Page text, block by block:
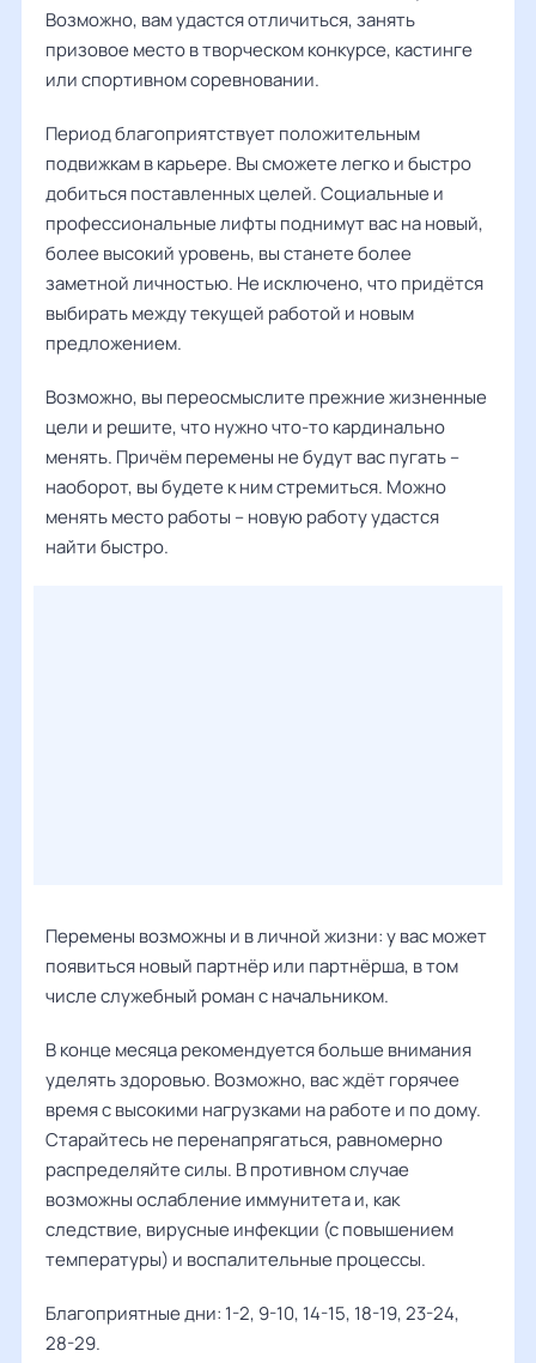
Возможно, вам удастся отличиться, занять
призовое место в творческом конкурсе, кастинге
или спортивном соревновании.
Период благоприятствует положительным
подвижкам в карьере. Вы сможете легко и быстро
добиться поставленных целей. Социальные и
профессиональные лифты поднимут вас на новый,
более высокий уровень, вы станете более
заметной личностью. Не исключено, что придётся
выбирать между текущей работой и новым
предложением.
Возможно, вы переосмыслите прежние жизненные
цели и решите, что нужно что-то кардинально
менять. Причём перемены не будут вас пугать –
наоборот, вы будете к ним стремиться. Можно
менять место работы – новую работу удастся
найти быстро.
Перемены возможны и в личной жизни: у вас может
появиться новый партнёр или партнёрша, в том
числе служебный роман с начальником.
В конце месяца рекомендуется больше внимания
уделять здоровью. Возможно, вас ждёт горячее
время с высокими нагрузками на работе и по дому.
Старайтесь не перенапрягаться, равномерно
распределяйте силы. В противном случае
возможны ослабление иммунитета и, как
следствие, вирусные инфекции (с повышением
температуры) и воспалительные процессы.
Благоприятные дни: 1-2, 9-10, 14-15, 18-19, 23-24,
28-29.